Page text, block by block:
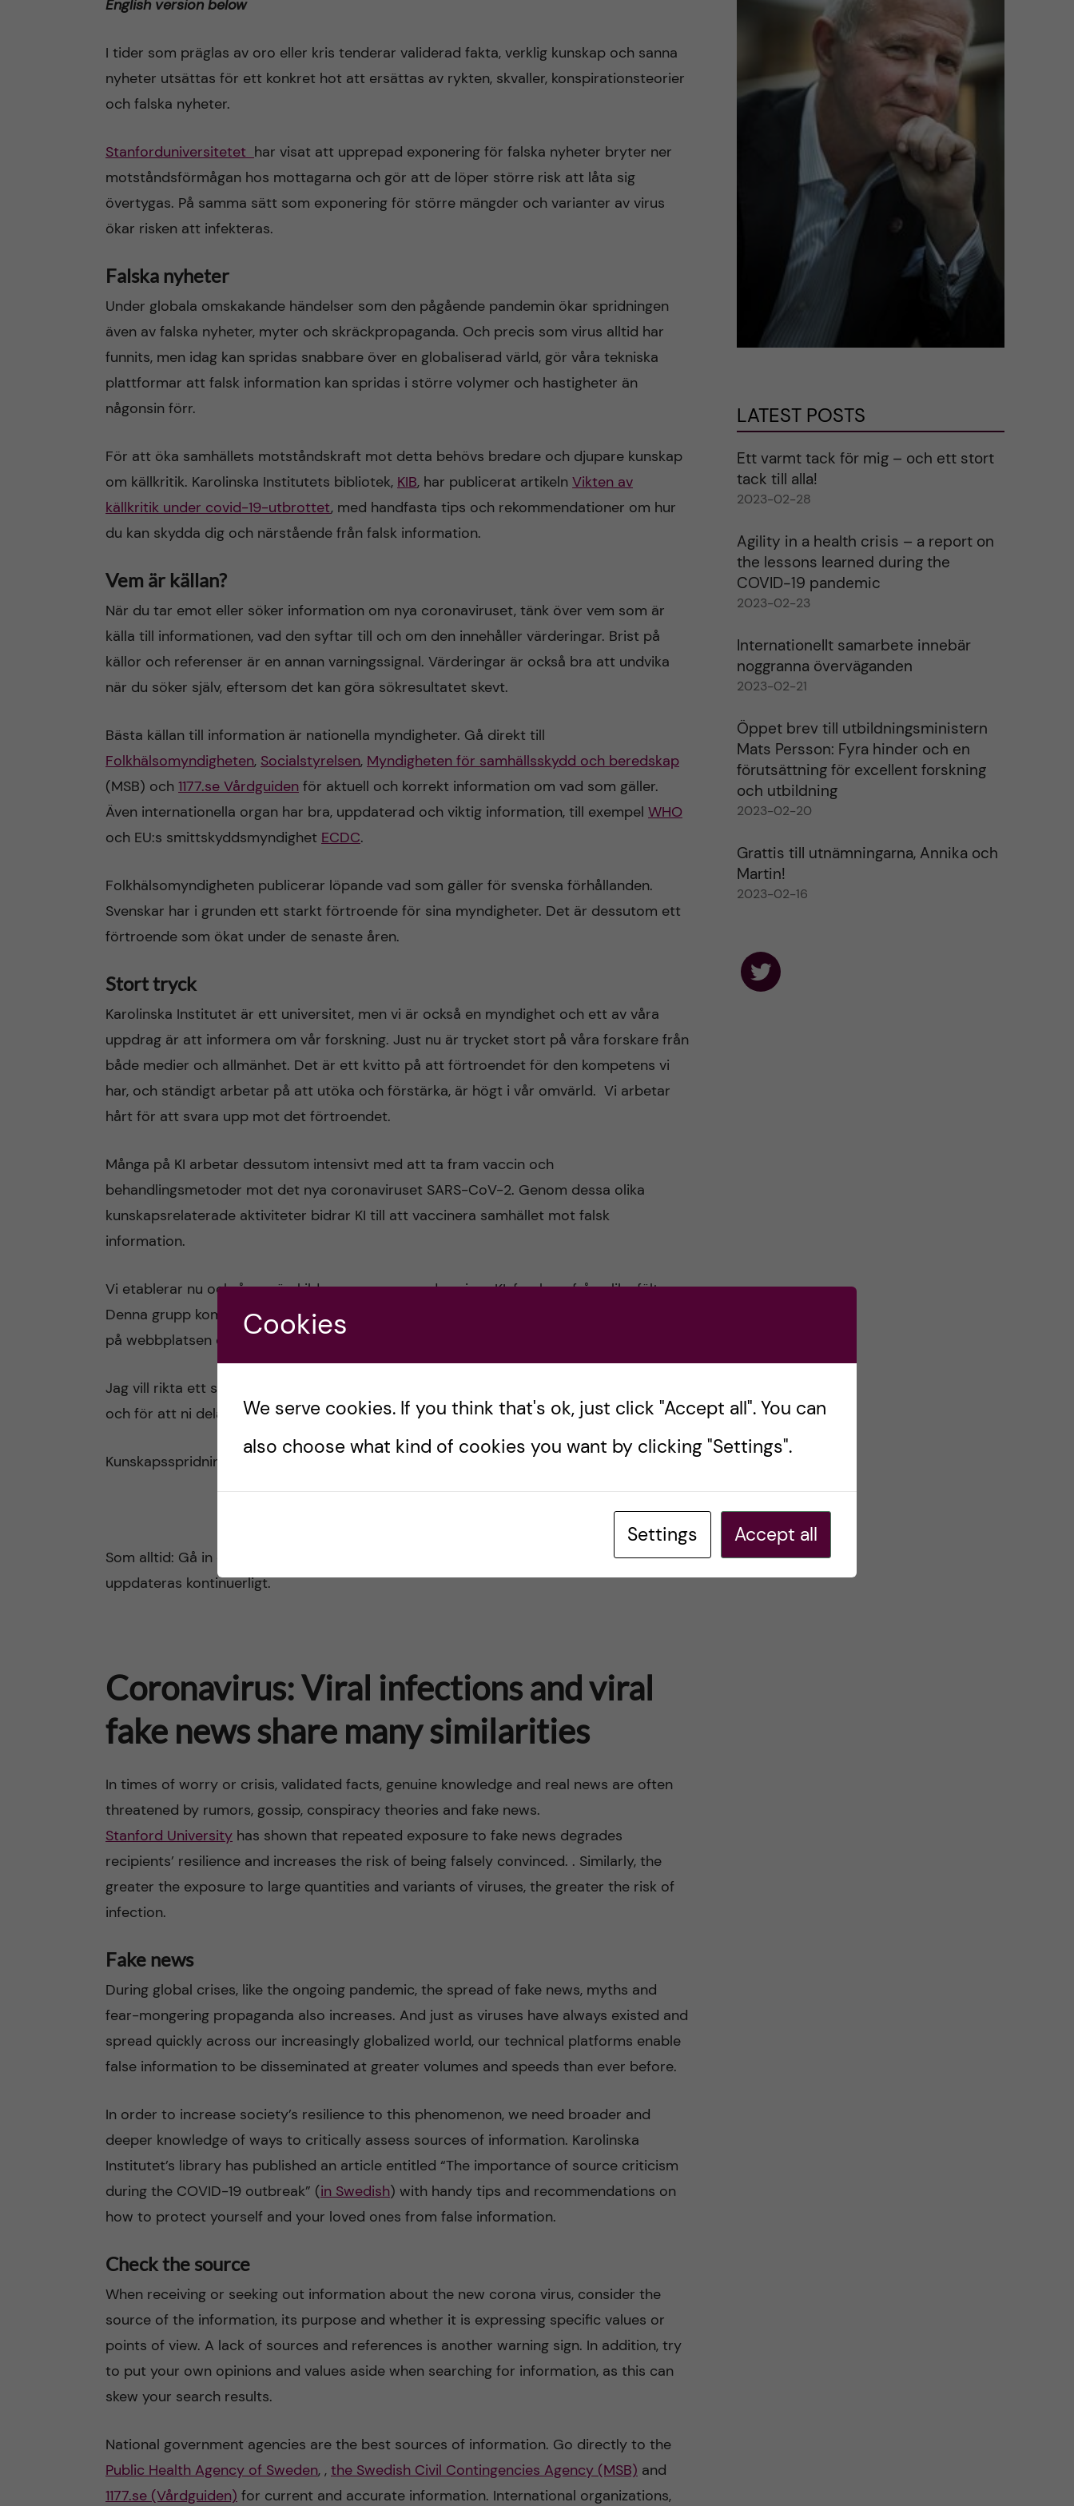
English version below
I tider som präglas av oro eller kris tenderar validerad fakta, verklig kunskap och sanna
nyheter utsättas för ett konkret hot att ersättas av rykten, skvaller, konspirationsteorier
och falska nyheter.
Stanforduniversitetet har visat att upprepad exponering för falska nyheter bryter ner
motståndsförmågan hos mottagarna och gör att de löper större risk att låta sig
övertygas. På samma sätt som exponering för större mängder och varianter av virus
ökar risken att infekteras.
Falska nyheter
Under globala omskakande händelser som den pågående pandemin ökar spridningen
även av falska nyheter, myter och skräckpropaganda. Och precis som virus alltid har
funnits, men idag kan spridas snabbare över en globaliserad värld, gör våra tekniska
plattformar att falsk information kan spridas i större volymer och hastigheter än
någonsin förr.
För att öka samhällets motståndskraft mot detta behövs bredare och djupare kunskap
om källkritik. Karolinska Institutets bibliotek, KIB, har publicerat artikeln Vikten av
källkritik under covid-19-utbrottet, med handfasta tips och rekommendationer om hur
du kan skydda dig och närstående från falsk information.
Vem är källan?
När du tar emot eller söker information om nya coronaviruset, tänk över vem som är
källa till informationen, vad den syftar till och om den innehåller värderingar. Brist på
källor och referenser är en annan varningssignal. Värderingar är också bra att undvika
när du söker själv, eftersom det kan göra sökresultatet skevt.
Bästa källan till information är nationella myndigheter. Gå direkt till
Folkhälsomyndigheten, Socialstyrelsen, Myndigheten för samhällsskydd och beredskap
(MSB) och 1177.se Vårdguiden för aktuell och korrekt information om vad som gäller.
Även internationella organ har bra, uppdaterad och viktig information, till exempel WHO
och EU:s smittskyddsmyndighet ECDC.
Folkhälsomyndigheten publicerar löpande vad som gäller för svenska förhållanden.
Svenskar har i grunden ett starkt förtroende för sina myndigheter. Det är dessutom ett
förtroende som ökat under de senaste åren.
Stort tryck
Karolinska Institutet är ett universitet, men vi är också en myndighet och ett av våra
uppdrag är att informera om vår forskning. Just nu är trycket stort på våra forskare från
både medier och allmänhet. Det är ett kvitto på att förtroendet för den kompetens vi
har, och ständigt arbetar på att utöka och förstärka, är högt i vår omvärld. Vi arbetar
hårt för att svara upp mot det förtroendet.
Många på KI arbetar dessutom intensivt med att ta fram vaccin och
behandlingsmetoder mot det nya coronaviruset SARS-CoV-2. Genom dessa olika
kunskapsrelaterade aktiviteter bidrar KI till att vaccinera samhället mot falsk
information.
Vi etablerar nu också en särskild resursgrupp med seniora KI-forskare från olika fält.
Denna grupp kommer bland annat arbeta med att kvalitetssäkra den information vi har
på webbplatsen och på andra plattformar.
Jag vill rikta ett stort tack till er alla som nu ställer upp och arbetar för vårt universitet
och för att ni delar med er av kompetens till övriga samhället.
Kunskapsspridning är definitivt att föredra framför smittspridning.
Som alltid: Gå in ofta och läs informationen till KI:s medarbetare och studenter. Den
uppdateras kontinuerligt.
Coronavirus: Viral infections and viral
fake news share many similarities
In times of worry or crisis, validated facts, genuine knowledge and real news are often
threatened by rumors, gossip, conspiracy theories and fake news.
Stanford University has shown that repeated exposure to fake news degrades
recipients’ resilience and increases the risk of being falsely convinced. . Similarly, the
greater the exposure to large quantities and variants of viruses, the greater the risk of
infection.
Fake news
During global crises, like the ongoing pandemic, the spread of fake news, myths and
fear-mongering propaganda also increases. And just as viruses have always existed and
spread quickly across our increasingly globalized world, our technical platforms enable
false information to be disseminated at greater volumes and speeds than ever before.
In order to increase society’s resilience to this phenomenon, we need broader and
deeper knowledge of ways to critically assess sources of information. Karolinska
Institutet’s library has published an article entitled “The importance of source criticism
during the COVID-19 outbreak” (in Swedish) with handy tips and recommendations on
how to protect yourself and your loved ones from false information.
Check the source
When receiving or seeking out information about the new corona virus, consider the
source of the information, its purpose and whether it is expressing specific values or
points of view. A lack of sources and references is another warning sign. In addition, try
to put your own opinions and values aside when searching for information, as this can
skew your search results.
National government agencies are the best sources of information. Go directly to the
Public Health Agency of Sweden, , the Swedish Civil Contingencies Agency (MSB) and
1177.se (Vårdguiden) for current and accurate information. International organizations,
LATEST POSTS
Ett varmt tack för mig – och ett stort
tack till alla!
2023-02-28
Agility in a health crisis – a report on
the lessons learned during the
COVID-19 pandemic
2023-02-23
Internationellt samarbete innebär
noggranna överväganden
2023-02-21
Öppet brev till utbildningsministern
Mats Persson: Fyra hinder och en
förutsättning för excellent forskning
och utbildning
2023-02-20
Grattis till utnämningarna, Annika och
Martin!
2023-02-16
F
Cookies
We serve cookies. If you think that's ok, just click "Accept all". You can
also choose what kind of cookies you want by clicking "Settings".
Settings Accept all